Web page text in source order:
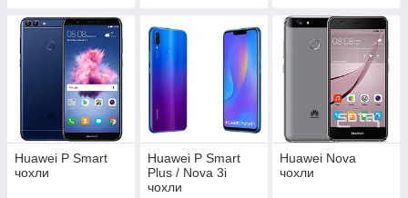
Huawei P Smart
чохли
Huawei P Smart
Plus / Nova 3i
чохли
Huawei Nova
чохли